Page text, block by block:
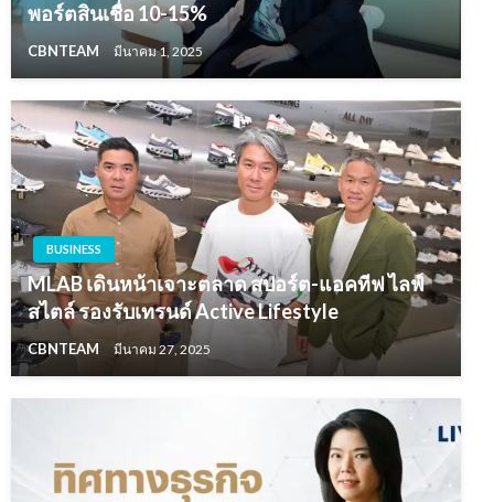
พอร์ตสินเชื่อ 10-15%
CBNTEAM มีนาคม 1, 2025
BUSINESS
MLAB เดินหน้าเจาะตลาด สปอร์ต-แอคทีฟ ไลฟ์
สไตล์ รองรับเทรนด์ Active Lifestyle
CBNTEAM มีนาคม 27, 2025